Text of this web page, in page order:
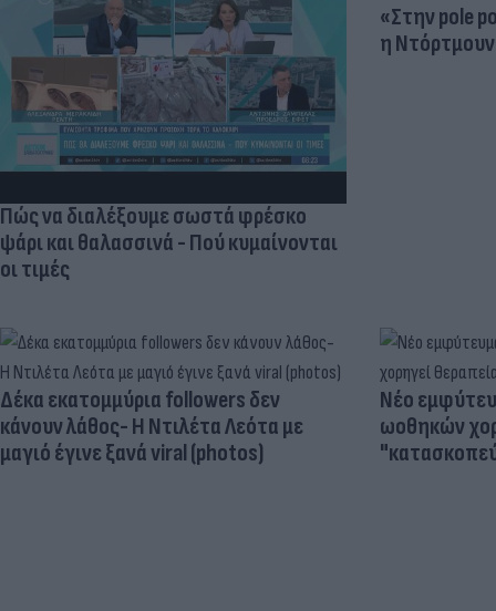
Πώς να διαλέξουμε σωστά φρέσκο
ψάρι και θαλασσινά - Πού κυμαίνονται
οι τιμές
«Στην pole
η
Δέκα εκατομμύρια followers δεν
κάνουν λάθος- Η Ντιλέτα Λεότα με
μαγιό έγινε ξανά viral (photos)
Νέο
ωοθηκών